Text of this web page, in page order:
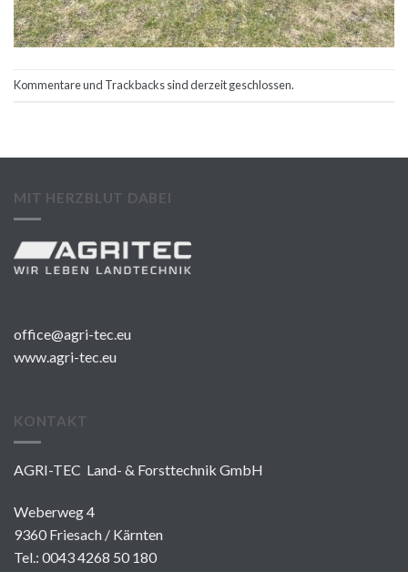
Kommentare und Trackbacks sind derzeit geschlossen.
MIT HERZBLUT DABEI
office@agri-tec.eu
www.agri-tec.eu
KONTAKT
AGRI-TEC Land- & Forsttechnik GmbH
Weberweg 4
9360 Friesach / Kärnten
Tel.: 0043 4268 50 180